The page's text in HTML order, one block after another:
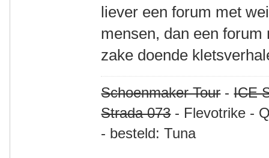
liever een forum met
mensen, dan een
zake doende
Schoenmaker Tour-ICE
Strada 073- Flevotrike -
- besteld: Tuna